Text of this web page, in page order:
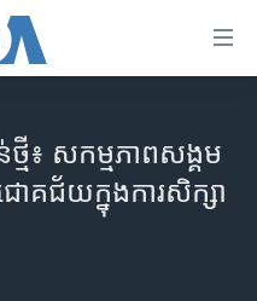
មី៖ សកម្មភាព​សង្គម​
ោគ​ជ័យ​ក្នុង​ការ​សិក្សា